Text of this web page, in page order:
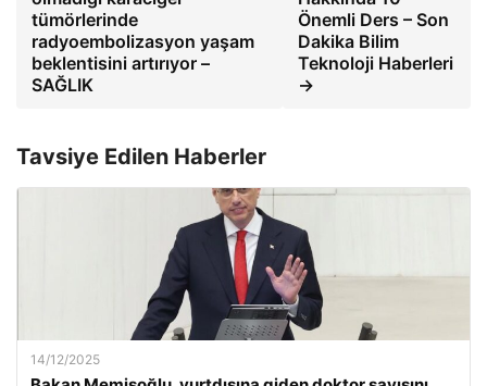
tümörlerinde
radyoembolizasyon yaşam
beklentisini artırıyor –
SAĞLIK
Önemli Ders – Son
Dakika Bilim
Teknoloji Haberleri
→
Tavsiye Edilen Haberler
14/12/2025